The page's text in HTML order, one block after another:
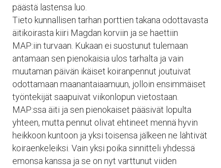
päästä lastensa luo.
Tieto kunnallisen tarhan porttien takana odottavasta
äitikoirasta kiiri Magdan korviin ja se haettiin
MAP:iin turvaan. Kukaan ei suostunut tulemaan
antamaan sen pienokaisia ulos tarhalta ja vain
muutaman päivän ikäiset koiranpennut joutuivat
odottamaan maanantaiaamuun, jolloin ensimmäiset
työntekijät saapuivat viikonlopun vietostaan.
MAP:ssa äiti ja sen pienokaiset pääsivät lopulta
yhteen, mutta pennut olivat ehtineet mennä hyvin
heikkoon kuntoon ja yksi toisensa jälkeen ne lähtivät
koiraenkeleiksi. Vain yksi poika sinnitteli yhdessä
emonsa kanssa ja se on nyt varttunut viiden